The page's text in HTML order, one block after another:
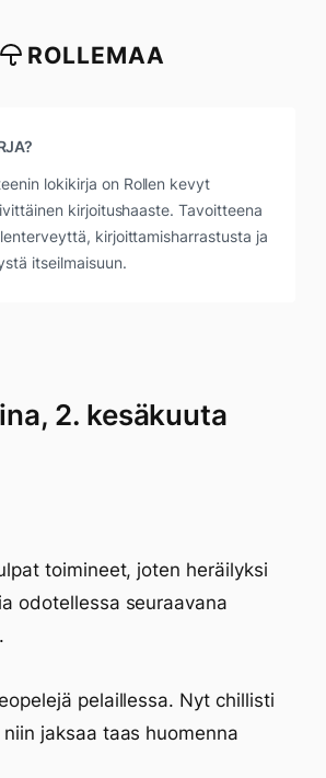
ROLLEMAA
lokikirja on Rollen kevyt
kirjoitushaaste. Tavoitteena
kirjoittamisharrastusta ja
itseilmaisuun.
2. kesäkuuta
toimineet, joten heräilyksi
odotellessa seuraavana
pelaillessa. Nyt chillisti
jaksaa taas huomenna